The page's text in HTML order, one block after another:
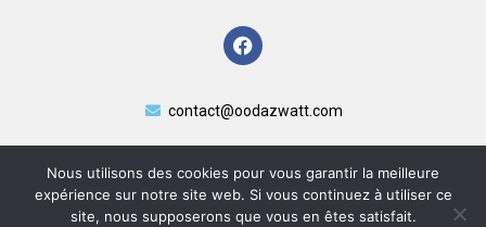
contact@oodazwatt.com
Nous utilisons des cookies pour vous garantir la meilleure
expérience sur notre site web. Si vous continuez à utiliser ce
site, nous supposerons que vous en êtes satisfait.